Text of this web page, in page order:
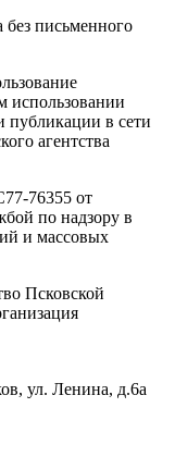
без письменного
использовании
публикации в сети
агентства
76355 от
по надзору в
и массовых
Псковской
ул. Ленина, д.6а